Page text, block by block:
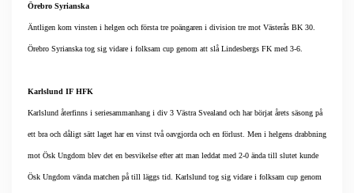
Örebro Syrianska
Äntligen kom vinsten i helgen och första tre poängaren i division tre mot Västerås BK 30.
Örebro Syrianska tog sig vidare i folksam cup genom att slå Lindesbergs FK med 3-6.
Karlslund IF HFK
Karlslund återfinns i seriesammanhang i div 3 Västra Svealand och har börjat årets säsong på
ett bra och dåligt sätt laget har en vinst två oavgjorda och en förlust. Men i helgens drabbning
mot Ösk Ungdom blev det en besvikelse efter att man leddat med 2-0 ända till slutet kunde
Ösk Ungdom vända matchen på till läggs tid. Karlslund tog sig vidare i folksam cup genom